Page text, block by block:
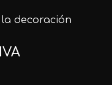
decoración